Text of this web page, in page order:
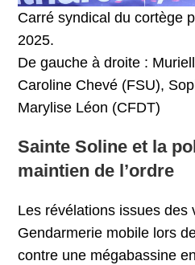
Carré syndical du cortège
2025.
De gauche à droite :
Caroline Chevé (FSU),
Marylise Léon (CFDT)
Sainte Soline et la
maintien de l’ordre
Les révélations issues des
Gendarmerie mobile lors
contre une mégabassine